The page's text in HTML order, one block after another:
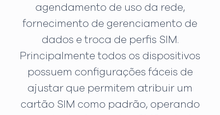
agendamento de uso da rede,
fornecimento de gerenciamento de
dados e troca de perfis SIM.
Principalmente todos os dispositivos
possuem configurações fáceis de
ajustar que permitem atribuir um
cartão SIM como padrão, operando